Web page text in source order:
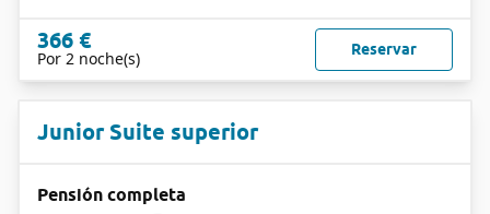
366 €
Por 2 noche(s) Reservar
Junior Suite superior
Pensión completa